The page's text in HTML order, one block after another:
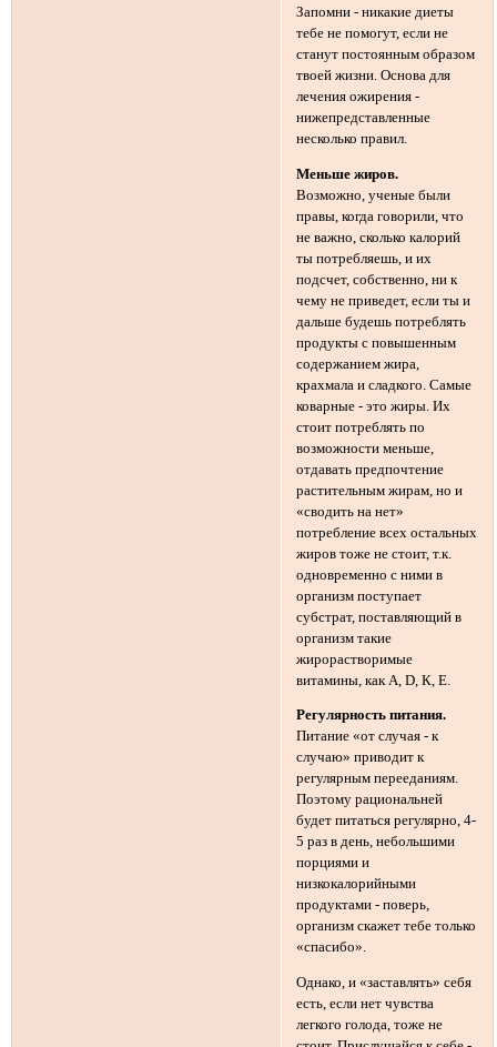
Запомни - никакие диеты
тебе не помогут, если не
станут постоянным образом
твоей жизни. Основа для
лечения ожирения -
нижепредставленные
несколько правил.
Меньше жиров.
Возможно, ученые были
правы, когда говорили, что
не важно, сколько калорий
ты потребляешь, и их
подсчет, собственно, ни к
чему не приведет, если ты и
дальше будешь потреблять
продукты с повышенным
содержанием жира,
крахмала и сладкого. Самые
коварные - это жиры. Их
стоит потреблять по
возможности меньше,
отдавать предпочтение
растительным жирам, но и
«сводить на нет»
потребление всех остальных
жиров тоже не стоит, т.к.
одновременно с ними в
организм поступает
субстрат, поставляющий в
организм такие
жирорастворимые
витамины, как А, D, К, Е.
Регулярность питания.
Питание «от случая - к
случаю» приводит к
регулярным перееданиям.
Поэтому рациональней
будет питаться регулярно, 4-
5 раз в день, небольшими
порциями и
низкокалорийными
продуктами - поверь,
организм скажет тебе только
«спасибо».
Однако, и «заставлять» себя
есть, если нет чувства
легкого голода, тоже не